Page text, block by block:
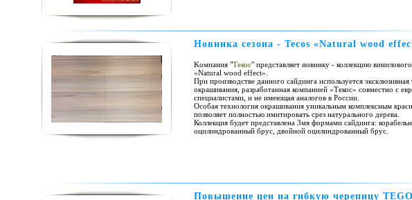
Новинка сезона - Tecos «Natural wood
Kомпания "Текос" представляет новинку - коллекцию
«Natural wood effect».
При производстве данного сайдинга используется эксклюзивная
окрашивания, разработанная компанией «Текос» совместно с
специалистами, и не имеющая аналогов в России.
Особая технология окрашивания уникальным комплексным
позволяет полностью имитировать срез натурального дерева.
Коллекция будет представлена 3мя формами сайдинга:
оцилиндрованный брус, двойной оцилиндрованный брус.
Повышение цен на гибкую черепицу